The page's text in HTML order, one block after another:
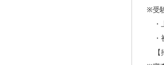
※受
・
・
【